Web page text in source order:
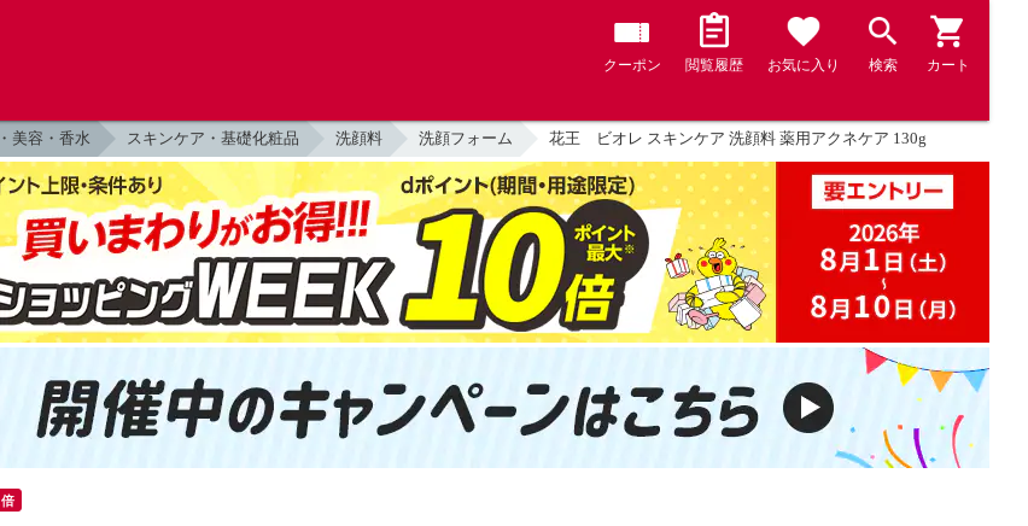
クーポン 閲覧履歴 お気に入り 検索 カート
美容・香水 スキンケア・基礎化粧品 洗顔料 洗顔フォーム 花王 ビオレ スキンケア 洗顔料 薬用アクネケア 130g